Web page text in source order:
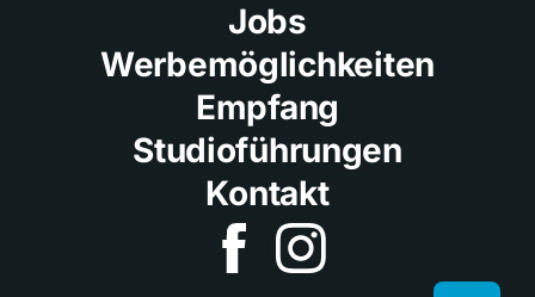
Jobs
Werbemöglichkeiten
Empfang
Studioführungen
Kontakt